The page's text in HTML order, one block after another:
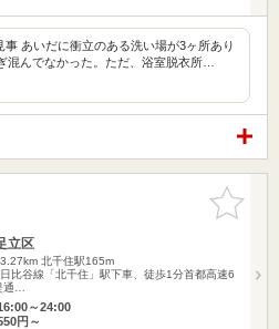
事 あいだに衝立のある洗い場が3ヶ所あり
混んでなかった。ただ、浴室脱衣所…
お気に入
りに追加
立区
北千住駅165m
比谷線「北千住」駅下車、徒歩1分首都高速6
通…
～24:00
円～